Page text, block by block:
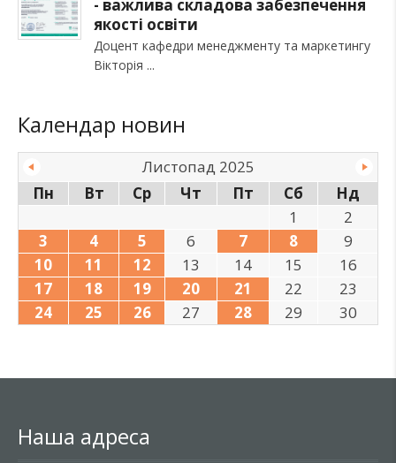
- важлива складова забезпечення
якості освіти
Доцент кафедри менеджменту та маркетингу
Вікторія
Календар новин
Листопад 2025
Пн
Вт Ср Чт Пт Сб
Нд
1
2
3
4 5 6 7 8
9
10
11 12 13 14 15
16
17
18 19 20 21 22
23
24
25 26 27 28 29 30
Наша адреса